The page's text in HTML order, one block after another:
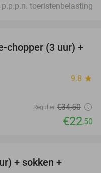
p.p.p.n. toeristenbelasting
35%
chopper (3 uur) +
9.8 star
Regulier €34,50
€22,50
+ sokken +